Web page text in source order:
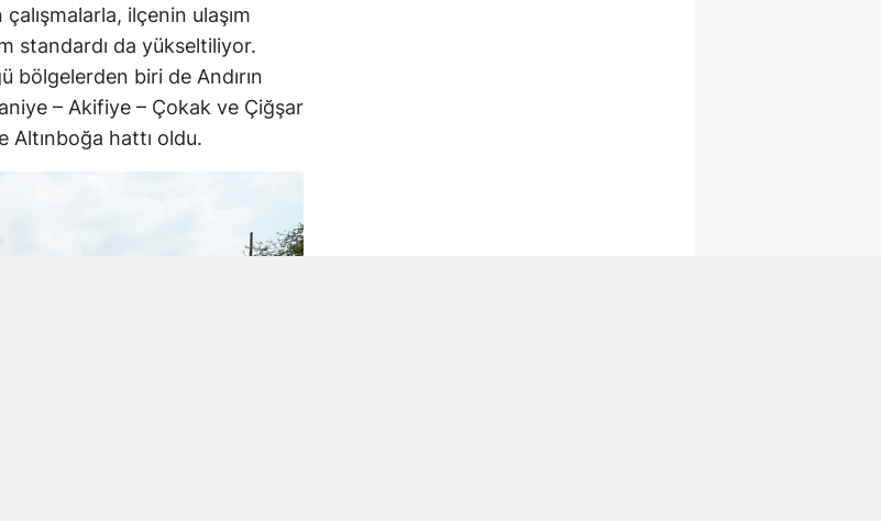
ilçenin ulaşım
standardı da yükseltiliyor.
bölgelerden biri de Andırın
– Akifiye – Çokak ve Çiğşar
hattı oldu.